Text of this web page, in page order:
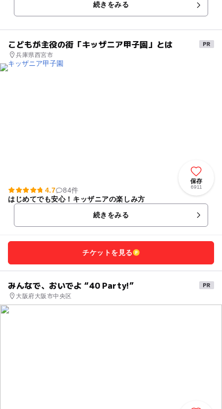
続きをみる
こどもが主役の街「キッザニア甲子園」とは
兵庫県西宮市
保存
6911
4.7
84件
はじめてでも安心！キッザニアの楽しみ方
続きをみる
チケットを見る
みんなで、おいでよ “40 Party!”
大阪府大阪市中央区